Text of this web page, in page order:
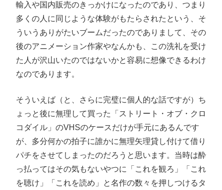
輸入や国内販売のきっかけになったのであり、つまり
多くの人に同じような体験がもたらされたという、そ
ういうありがたいブームだったのでありまして、その
後のアニメーション作家やなんかも、この洗礼を受け
た人が沢山いたのではないかと容易に想像できるわけ
なのであります。
そういえば（と、さらに完璧に個人的な話ですが）ち
ょっと後に無理して買った「ストリート・オブ・クロ
コダイル」のVHSのケースだけが手元にあるんです
が、多分何かの拍子に誰かに無理矢理貸し付けて借り
パチをさせてしまったのだろうと思います。当時は酔
っ払ってはその気もないやつに「これを観ろ」「これ
を聴け」「これを読め」と名作の数々を押しつけるタ